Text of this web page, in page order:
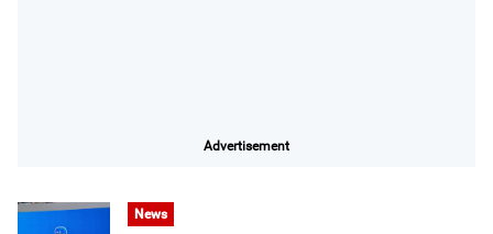
Advertisement
News